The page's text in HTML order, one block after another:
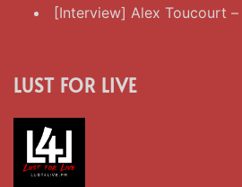
[Interview] Alex Toucourt –
LUST FOR LIVE